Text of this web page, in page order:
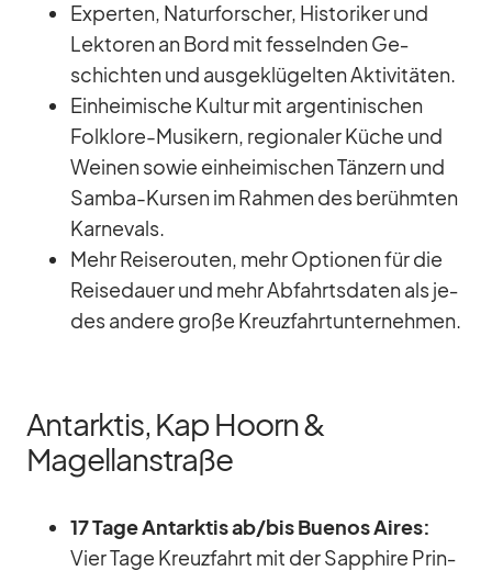
Ex­per­ten, Na­tur­for­scher, His­to­ri­ker und
Lek­to­ren an Bord mit fes­seln­den Ge­
schich­ten und aus­ge­klü­gel­ten Ak­ti­vi­tä­ten.
Ein­hei­mi­sche Kul­tur mit ar­gen­ti­ni­schen
Folk­lore-Mu­si­kern, re­gio­na­ler Kü­che und
Wei­nen so­wie ein­hei­mi­schen Tän­zern und
Samba-Kur­sen im Rah­men des be­rühm­ten
Kar­ne­vals.
Mehr Rei­se­rou­ten, mehr Op­tio­nen für die
Rei­se­dauer und mehr Ab­fahrts­da­ten als je­
des an­dere große Kreuz­fahrt­un­ter­neh­men.
Antarktis, Kap Hoorn &
Magellanstraße
17 Tage Ant­ark­tis ab/​bis Bue­nos Ai­res:
Vier Tage Kreuz­fahrt mit der Sap­phire Prin­